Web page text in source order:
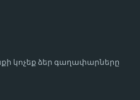
կոչեք ձեր գաղափարները